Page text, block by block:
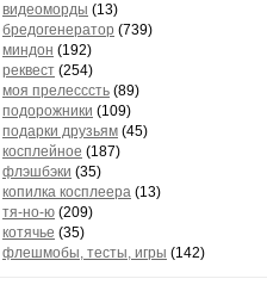
видеоморды (13)
бредогенератор (739)
миндон (192)
реквест (254)
моя прелесссть (89)
подорожники (109)
подарки друзьям (45)
косплейное (187)
флэшбэки (35)
копилка косплеера (13)
тя-но-ю (209)
котячье (35)
флешмобы, тесты, игры (142)